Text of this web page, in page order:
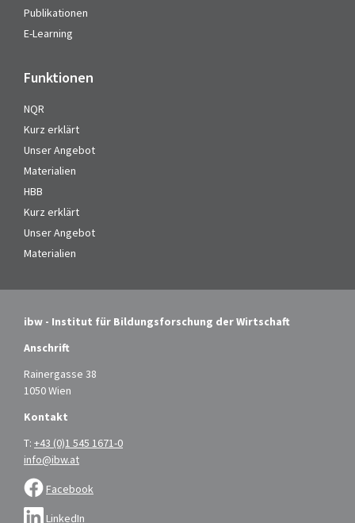
Publikationen
E-Learning
Funktionen
NQR
Kurz erklärt
Unser Angebot
Materialien
HBB
Kurz erklärt
Unser Angebot
Materialien
ibw - Institut für Bildungsforschung der Wirtschaft
Anschrift
Rainergasse 38
1050 Wien
Kontakt
T: +43 (0)1 545 1671-0
info@ibw.at
Facebook
LinkedIn